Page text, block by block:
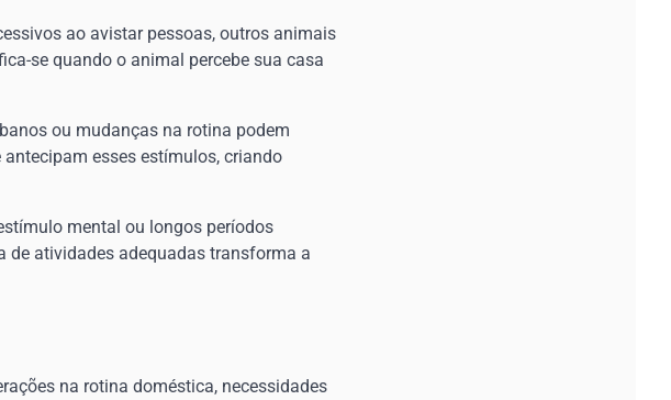
ao avistar pessoas, outros animais
se quando o animal percebe sua casa
ou mudanças na rotina podem
esses estímulos, criando
mental ou longos períodos
de atividades adequadas transforma a
na rotina doméstica, necessidades